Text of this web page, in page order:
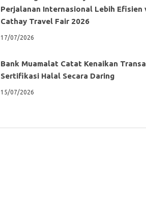
Perjalanan Internasional Lebih Efisien
Cathay Travel Fair 2026
17/07/2026
Bank Muamalat Catat Kenaikan
Sertifikasi Halal Secara Daring
15/07/2026